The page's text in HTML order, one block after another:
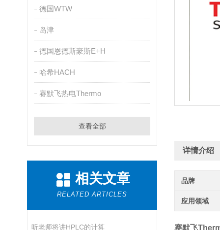
德国WTW
岛津
德国恩德斯豪斯E+H
哈希HACH
赛默飞热电Thermo
查看全部
相关文章
RELATED ARTICLES
听老师将讲HPLC的计算
详情介绍
品牌
应用领域
赛默飞